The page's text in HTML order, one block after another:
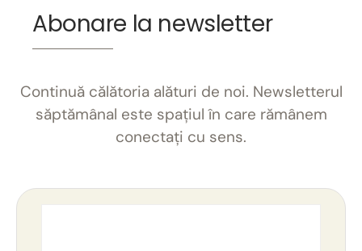
Abonare la newsletter
Continuă călătoria alături de noi. Newsletterul
săptămânal este spațiul în care rămânem
conectați cu sens.